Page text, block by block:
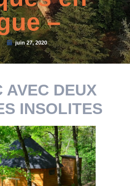
–
juin 27, 2020
AVEC DEUX
INSOLITES